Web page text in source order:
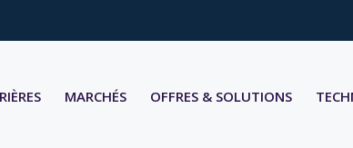
MARCHÉS OFFRES & SOLUTIONS